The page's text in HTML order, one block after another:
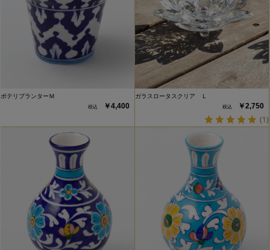
ポテリプランターＭ
￥4,400
ガラスロータスクリア Ｌ
￥2,750
(1)